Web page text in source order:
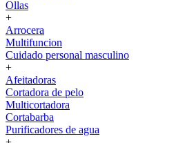
Ollas
+
Arrocera
Multifuncion
Cuidado personal masculino
+
Afeitadoras
Cortadora de pelo
Multicortadora
Cortabarba
Purificadores de agua